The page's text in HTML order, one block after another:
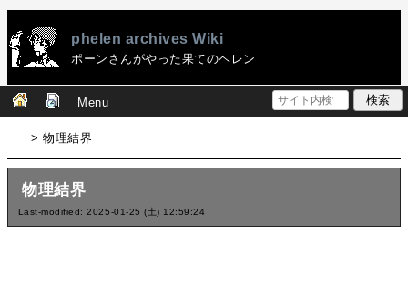
phelen archives Wiki
ポーンさんがやった果てのヘレン
Menu
> 物理結界
物理結界
Last-modified: 2025-01-25 (土) 12:59:24